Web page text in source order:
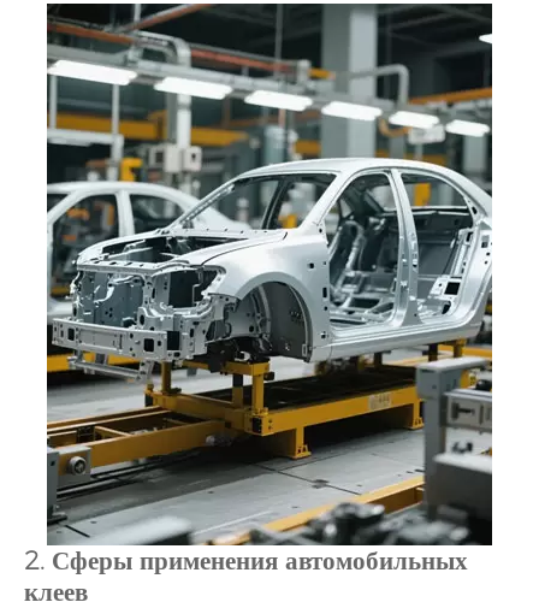
2. Сферы применения автомобильных
клеев